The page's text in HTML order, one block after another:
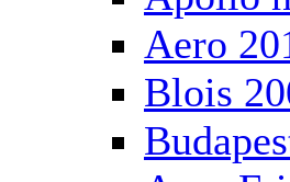
Aero
Blois